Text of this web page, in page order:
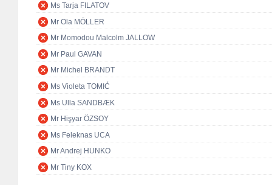
Ms Tarja FILATOV
Mr Ola MÖLLER
Mr Momodou Malcolm JALLOW
Mr Paul GAVAN
Mr Michel BRANDT
Ms Violeta TOMIĆ
Ms Ulla SANDBÆK
Mr Hişyar ÖZSOY
Ms Feleknas UCA
Mr Andrej HUNKO
Mr Tiny KOX